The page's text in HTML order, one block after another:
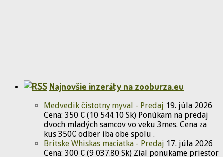
Najnovšie inzeráty na zooburza.eu
Medvedik čistotny myval - Predaj 19. júla 2026
Cena: 350 € (10 544.10 Sk) Ponúkam na predaj
dvoch mladých samcov vo veku 3mes. Cena za
kus 350€ odber iba obe spolu .
Britske Whiskas maciatka - Predaj 17. júla 2026
Cena: 300 € (9 037.80 Sk) Zial ponukame priestor